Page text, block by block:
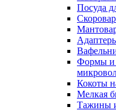
Посуда
Формы и
Кокоты
Мелкая
Тажины